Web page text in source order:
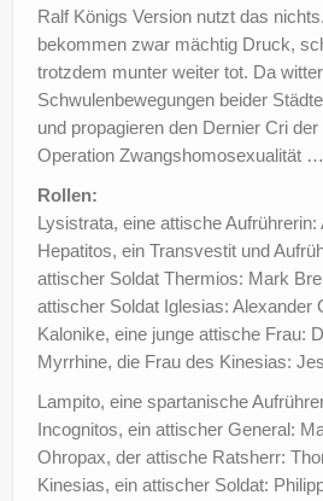
Ralf Königs Version nutzt das
bekommen zwar mächtig Druck,
trotzdem munter weiter tot. Da
Schwulenbewegungen beider
und propagieren den Dernier Cri
Operation Zwangshomosexualität …
Rollen:
Lysistrata, eine attische
Hepatitos, ein Transvestit und
attischer Soldat Thermios: Mark
attischer Soldat Iglesias: Alexander
Kalonike, eine junge attische Frau:
Myrrhine, die Frau des Kinesias:
Lampito, eine spartanische
Incognitos, ein attischer General:
Ohropax, der attische Ratsherr:
Kinesias, ein attischer Soldat: